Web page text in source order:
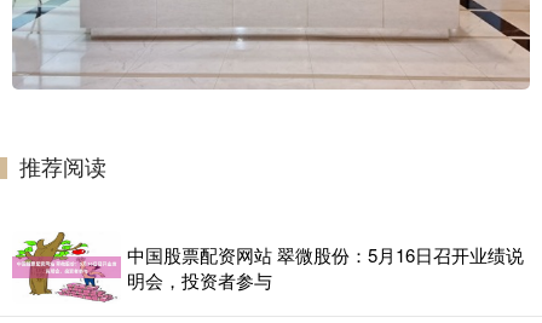
推荐阅读
中国股票配资网站 翠微股份：5月16日召开业绩说
明会，投资者参与